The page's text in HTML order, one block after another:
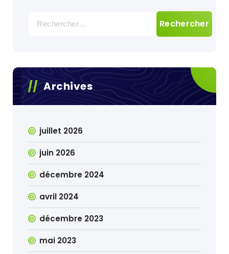
Archives
juillet 2026
juin 2026
décembre 2024
avril 2024
décembre 2023
mai 2023